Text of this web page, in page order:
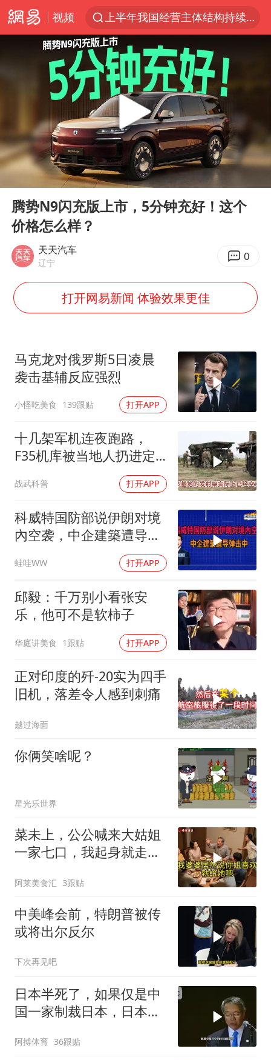
视频
上半年我国经营主体结构持续优化
杭州机场已取消航班388架次
白海豚北上或致京津冀暴雨
美将每月供乌爱国者拦截导弹
国足U17与阿森纳决赛取消 并列冠军
《龙餐馆》 冲奖
韩军前线部队连曝丑闻
云南一男子胃中取出180颗铁钉
奋力开创中国式现代化建设新局面
Play
00:00 01:05
腾势N9闪充版上市，5分钟充好！这个
价格怎么样？
天天汽车
辽宁 0
打开网易新闻 体验效果更佳
马克龙对俄罗斯5日凌晨
袭击基辅反应强烈
小怪吃美食 139跟贴 打开APP
十几架军机连夜跑路，
F35机库被当地人扔进定
位器，美军在中东的老底
让人掀了个干净
战武科普 打开APP
科威特国防部说伊朗对境
內空袭，中企建築遭导弹
击中｜介文汲.谢寒冰.张
延廷｜辣晚报20260806
蛙哇WW 打开APP
邱毅：千万别小看张安
乐，他可不是软柿子
华庭讲美食 1跟贴 打开APP
正对印度的歼-20实为四手
旧机，落差令人感到刺痛
越过海面
你俩笑啥呢？
星光乐世界
菜未上，公公喊来大姑姐
一家七口，我起身就走，
阿莱美食汇 3跟贴
中美峰会前，特朗普被传
或将出尔反尔
下次再见吧
日本半死了，如果仅是中
国一家制裁日本，日本可
阿搏体育 36跟贴